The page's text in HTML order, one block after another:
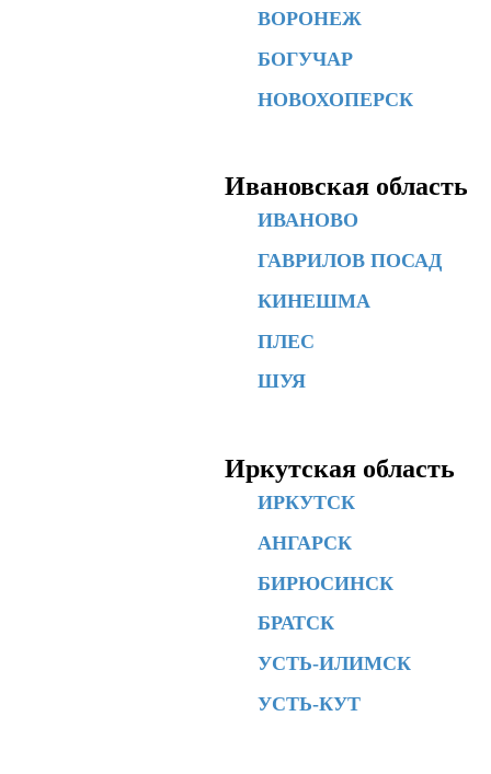
ВОРОНЕЖ
БОГУЧАР
НОВОХОПЕРСК
Ивановская область
ИВАНОВО
ГАВРИЛОВ ПОСАД
КИНЕШМА
ПЛЕС
ШУЯ
Иркутская область
ИРКУТСК
АНГАРСК
БИРЮСИНСК
БРАТСК
УСТЬ-ИЛИМСК
УСТЬ-КУТ